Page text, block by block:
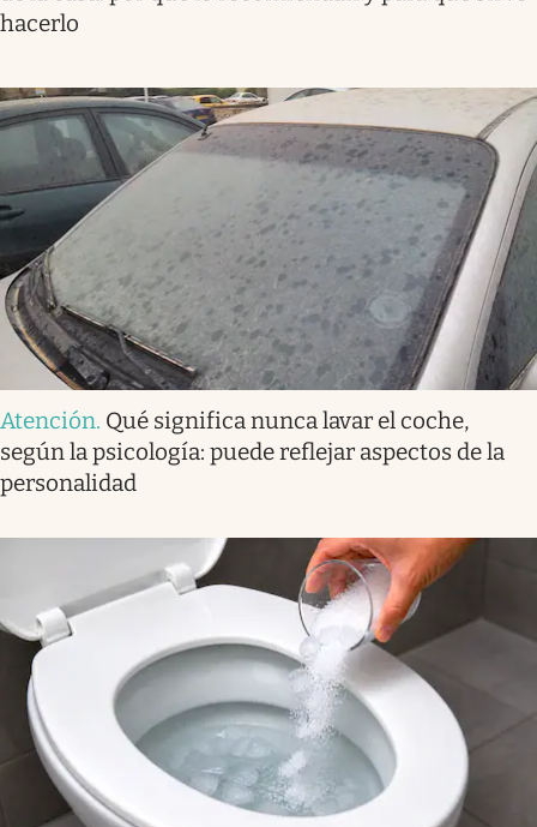
hacerlo
Atención. Qué significa nunca lavar el coche,
según la psicología: puede reflejar aspectos de la
personalidad